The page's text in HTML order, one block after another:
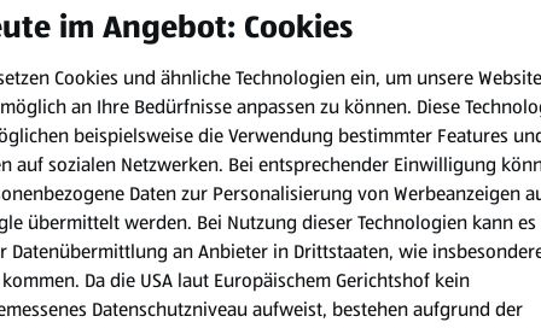
Glut wird das Fleisch auf die indirekte Grillzone eines
heruntergeregelt werden.
Grillzeit servierfertig. Der ideale Zeitpunkt ist, wenn
werden kann, liegt in diesem Fall bei ca. 60 °C.
benötigt deutlich mehr Geduld. Wie lange die Grillzeit in
abhängig ist. Bis zu 4 Stunden kann die Zubereitung auf
den Genuss ab
im Angebot: Cookies
Cookies und ähnliche Technologien ein, um unsere Website
an Ihre Bedürfnisse anpassen zu können. Diese
beispielsweise die Verwendung bestimmter Features
auf sozialen Netzwerken. Bei entsprechender Einwilligung
Daten zur Personalisierung von Werbeanzeigen
übermittelt werden. Bei Nutzung dieser Technologien kann es
Datenübermittlung an Anbieter in Drittstaaten, wie
kommen. Da die USA laut Europäischem Gerichtshof kein
Datenschutzniveau aufweist, bestehen aufgrund der